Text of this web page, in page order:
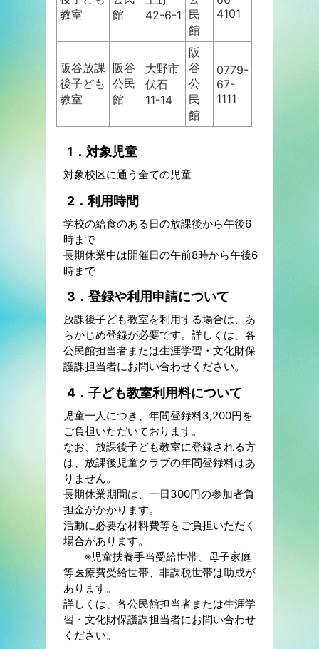
教室
館
42-6-1 民
館
4101
阪谷放課
後子ども
教室
阪谷
公民
館
大野市
伏石
11-14
阪
谷
公
民
館
0779-
67-
1111
1．対象児童
対象校区に通う全ての児童
2．利用時間
学校の給食のある日の放課後から午後6
時まで
長期休業中は開催日の午前8時から午後6
時まで
3．登録や利用申請について
放課後子ども教室を利用する場合は、あ
らかじめ登録が必要です。詳しくは、各
公民館担当者または生涯学習・文化財保
護課担当者にお問い合わせください。
4．子ども教室利用料について
児童一人につき、年間登録料3,200円を
ご負担いただいております。
なお、放課後子ども教室に登録される方
は、放課後児童クラブの年間登録料はあ
りません。
長期休業期間は、一日300円の参加者負
担金がかかります。
活動に必要な材料費等をご負担いただく
場合があります。
※児童扶養手当受給世帯、母子家庭
等医療費受給世帯、非課税世帯は助成が
あります。
詳しくは、各公民館担当者または生涯学
習・文化財保護課担当者にお問い合わせ
ください。